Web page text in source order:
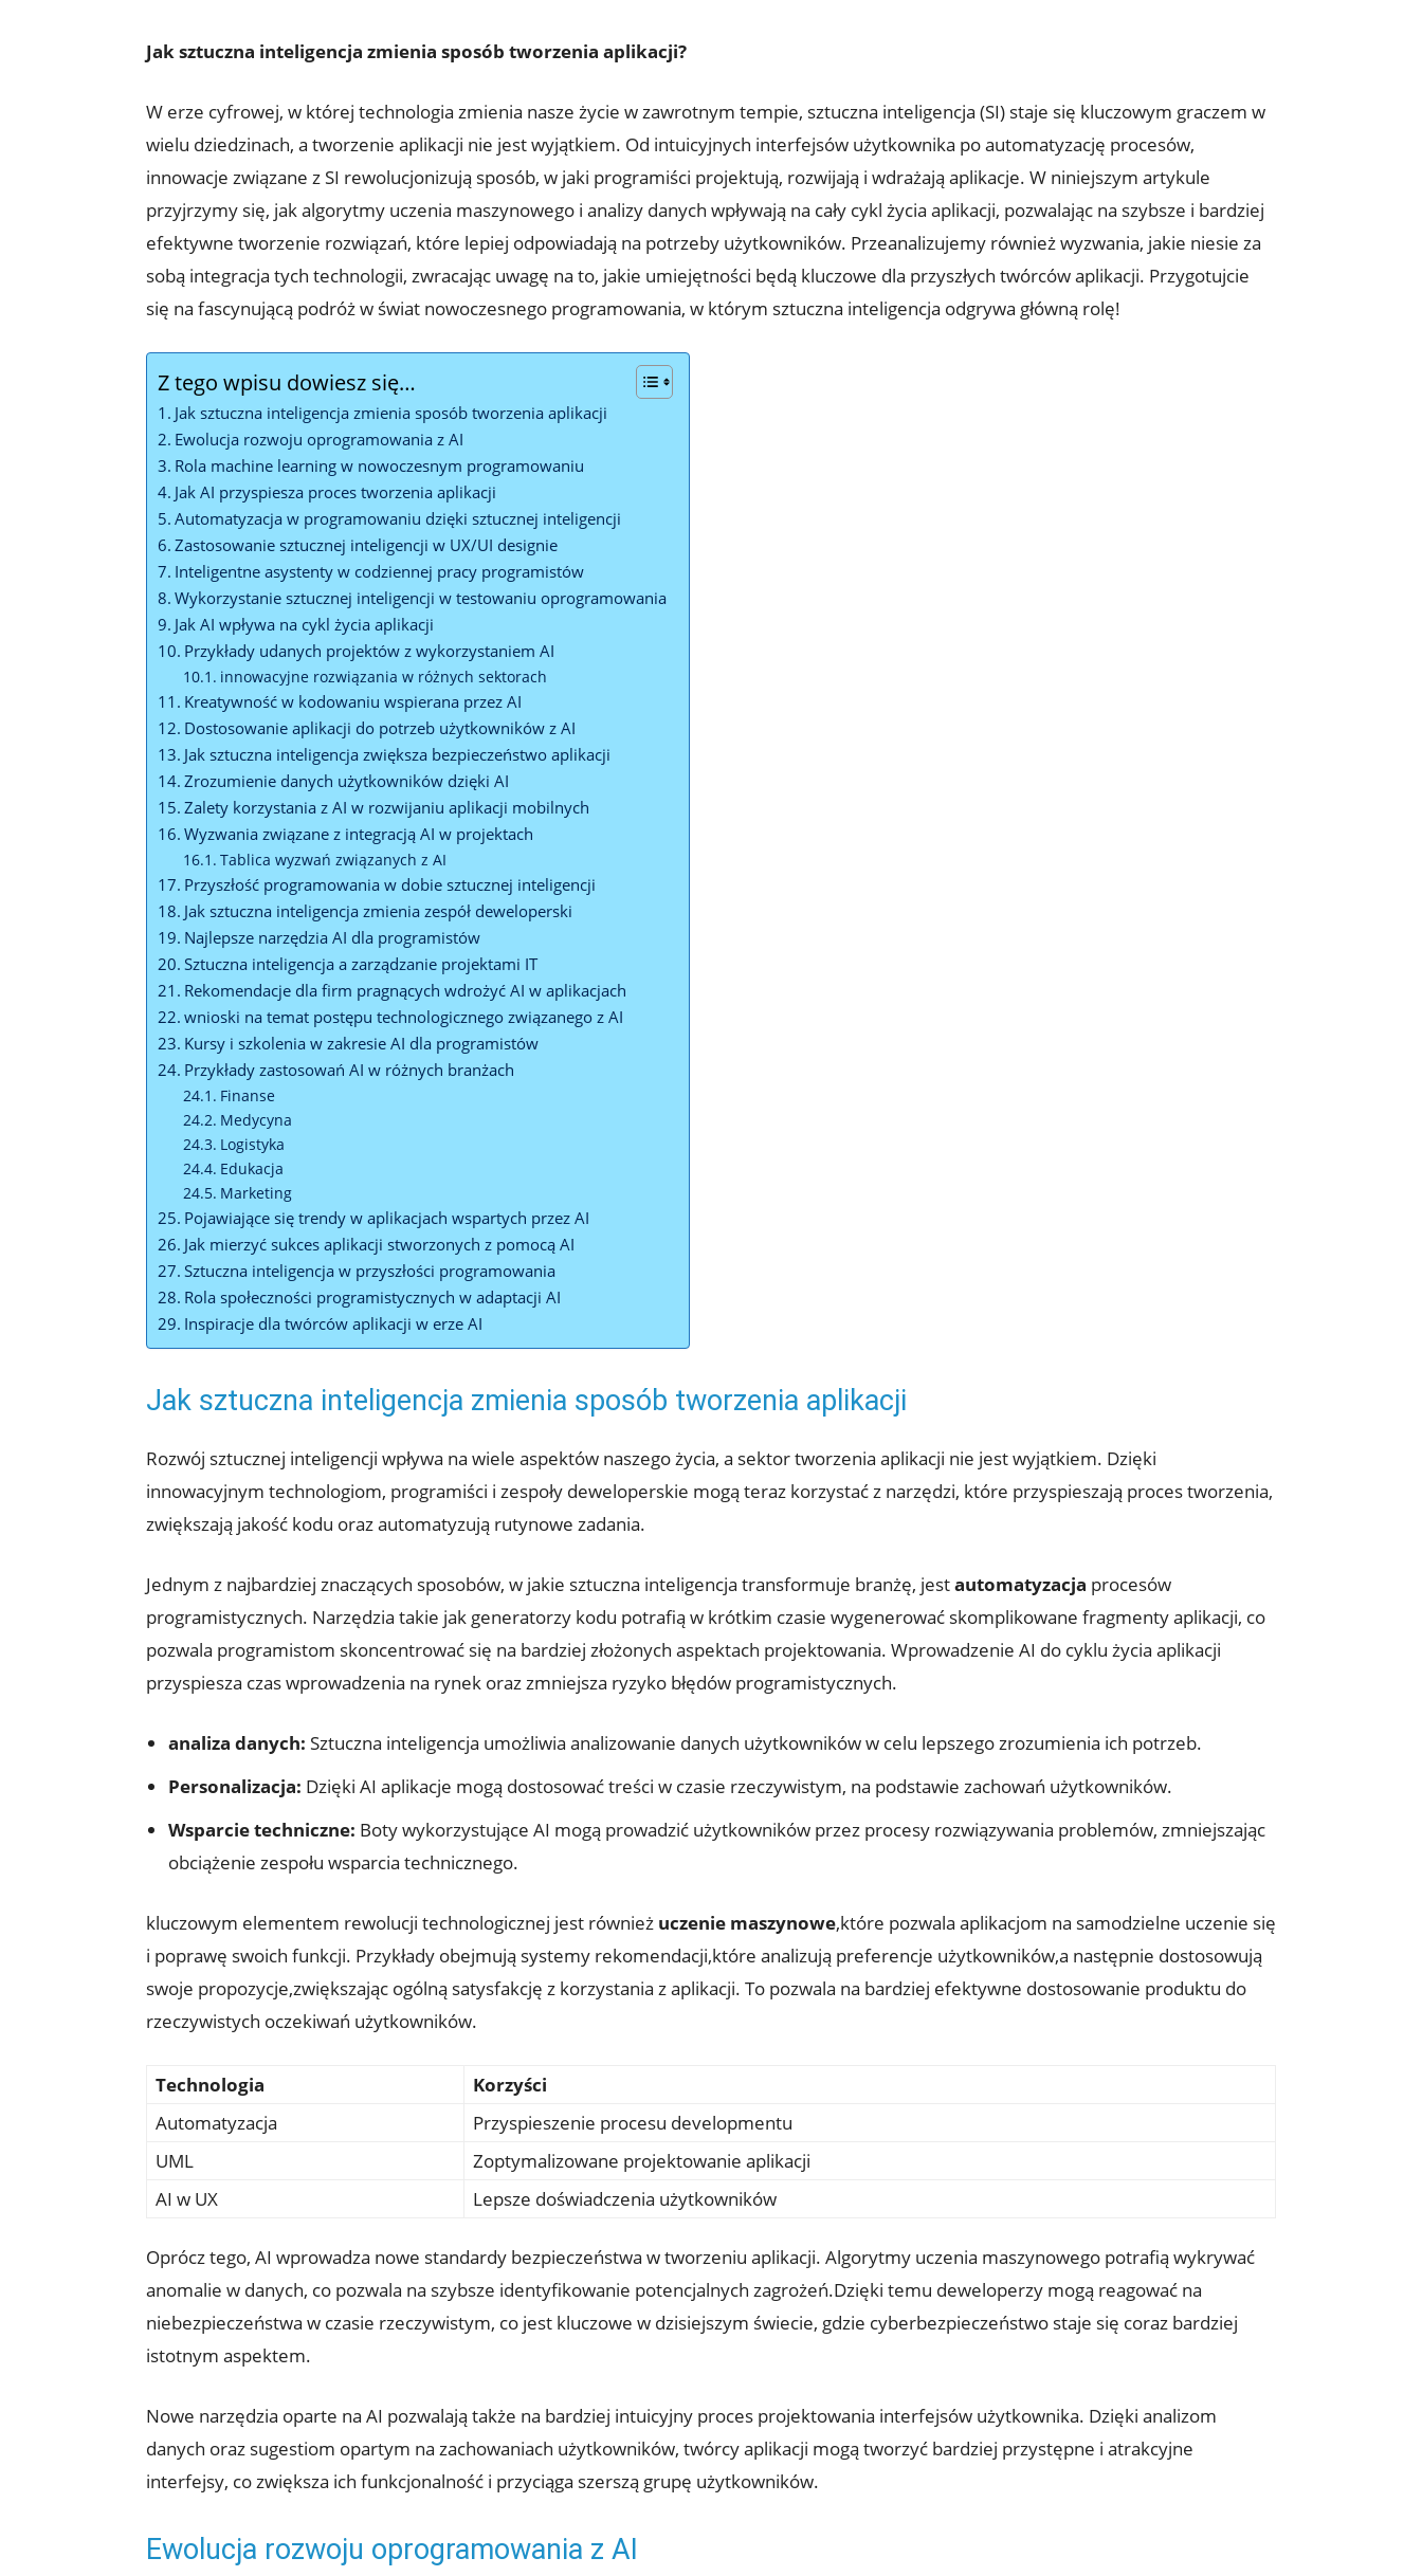
Jak sztuczna inteligencja zmienia sposób tworzenia aplikacji?
W erze cyfrowej, w której technologia zmienia nasze życie w zawrotnym tempie, sztuczna inteligencja (SI) staje się kluczowym graczem w
wielu dziedzinach, a tworzenie aplikacji nie jest wyjątkiem. Od intuicyjnych interfejsów użytkownika po automatyzację procesów,
innowacje związane z SI rewolucjonizują sposób, w jaki programiści projektują, rozwijają i wdrażają aplikacje. W niniejszym artykule
przyjrzymy się, jak algorytmy uczenia maszynowego i analizy danych wpływają na cały cykl życia aplikacji, pozwalając na szybsze i bardziej
efektywne tworzenie rozwiązań, które lepiej odpowiadają na potrzeby użytkowników. Przeanalizujemy również wyzwania, jakie niesie za
sobą integracja tych technologii, zwracając uwagę na to, jakie umiejętności będą kluczowe dla przyszłych twórców aplikacji. Przygotujcie
się na fascynującą podróż w świat nowoczesnego programowania, w którym sztuczna inteligencja odgrywa główną rolę!
Z tego wpisu dowiesz się…
Jak sztuczna inteligencja zmienia sposób tworzenia aplikacji
Ewolucja rozwoju oprogramowania z AI
Rola machine learning w nowoczesnym programowaniu
Jak AI przyspiesza proces tworzenia aplikacji
Automatyzacja w programowaniu dzięki sztucznej inteligencji
Zastosowanie sztucznej inteligencji w UX/UI designie
Inteligentne asystenty w codziennej pracy programistów
Wykorzystanie sztucznej inteligencji w testowaniu oprogramowania
Jak AI wpływa na cykl życia aplikacji
Przykłady udanych projektów z wykorzystaniem AI
innowacyjne rozwiązania w różnych sektorach
Kreatywność w kodowaniu wspierana przez AI
Dostosowanie aplikacji do potrzeb użytkowników z AI
Jak sztuczna inteligencja zwiększa bezpieczeństwo aplikacji
Zrozumienie danych użytkowników dzięki AI
Zalety korzystania z AI w rozwijaniu aplikacji mobilnych
Wyzwania związane z integracją AI w projektach
Tablica wyzwań związanych z AI
Przyszłość programowania w dobie sztucznej inteligencji
Jak sztuczna inteligencja zmienia zespół deweloperski
Najlepsze narzędzia AI dla programistów
Sztuczna inteligencja a zarządzanie projektami IT
Rekomendacje dla firm pragnących wdrożyć AI w aplikacjach
wnioski na temat postępu technologicznego związanego z AI
Kursy i szkolenia w zakresie AI dla programistów
Przykłady zastosowań AI w różnych branżach
Finanse
Medycyna
Logistyka
Edukacja
Marketing
Pojawiające się trendy w aplikacjach wspartych przez AI
Jak mierzyć sukces aplikacji stworzonych z pomocą AI
Sztuczna inteligencja w przyszłości programowania
Rola społeczności programistycznych w adaptacji AI
Inspiracje dla twórców aplikacji w erze AI
Jak sztuczna inteligencja zmienia sposób tworzenia aplikacji
Rozwój sztucznej inteligencji wpływa na wiele aspektów naszego życia, a sektor tworzenia aplikacji nie jest wyjątkiem. Dzięki
innowacyjnym technologiom, programiści i zespoły deweloperskie mogą teraz korzystać z narzędzi, które przyspieszają proces tworzenia,
zwiększają jakość kodu oraz automatyzują rutynowe zadania.
Jednym z najbardziej znaczących sposobów, w jakie sztuczna inteligencja transformuje branżę, jestautomatyzacja procesów
programistycznych. Narzędzia takie jak generatorzy kodu potrafią w krótkim czasie wygenerować skomplikowane fragmenty aplikacji, co
pozwala programistom skoncentrować się na bardziej złożonych aspektach projektowania. Wprowadzenie AI do cyklu życia aplikacji
przyspiesza czas wprowadzenia na rynek oraz zmniejsza ryzyko błędów programistycznych.
analiza danych: Sztuczna inteligencja umożliwia analizowanie danych użytkowników w celu lepszego zrozumienia ich potrzeb.
Personalizacja: Dzięki AI aplikacje mogą dostosować treści w czasie rzeczywistym, na podstawie zachowań użytkowników.
Wsparcie techniczne: Boty wykorzystujące AI mogą prowadzić użytkowników przez procesy rozwiązywania problemów, zmniejszając
obciążenie zespołu wsparcia technicznego.
kluczowym elementem rewolucji technologicznej jest również uczenie maszynowe,które pozwala aplikacjom na samodzielne uczenie się
i poprawę swoich funkcji. Przykłady obejmują systemy rekomendacji,które analizują preferencje użytkowników,a następnie dostosowują
swoje propozycje,zwiększając ogólną satysfakcję z korzystania z aplikacji. To pozwala na bardziej efektywne dostosowanie produktu do
rzeczywistych oczekiwań użytkowników.
Technologia
Korzyści
Automatyzacja
Przyspieszenie procesu developmentu
UML
Zoptymalizowane projektowanie aplikacji
AI w UX
Lepsze doświadczenia użytkowników
Oprócz tego, AI wprowadza nowe standardy bezpieczeństwa w tworzeniu aplikacji. Algorytmy uczenia maszynowego potrafią wykrywać
anomalie w danych, co pozwala na szybsze identyfikowanie potencjalnych zagrożeń.Dzięki temu deweloperzy mogą reagować na
niebezpieczeństwa w czasie rzeczywistym, co jest kluczowe w dzisiejszym świecie, gdzie cyberbezpieczeństwo staje się coraz bardziej
istotnym aspektem.
Nowe narzędzia oparte na AI pozwalają także na bardziej intuicyjny proces projektowania interfejsów użytkownika. Dzięki analizom
danych oraz sugestiom opartym na zachowaniach użytkowników, twórcy aplikacji mogą tworzyć bardziej przystępne i atrakcyjne
interfejsy, co zwiększa ich funkcjonalność i przyciąga szerszą grupę użytkowników.
Ewolucja rozwoju oprogramowania z AI